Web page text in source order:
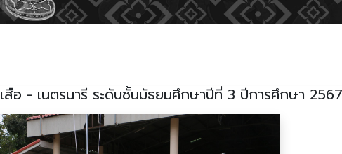
อ - เนตรนารี ระดับชั้นมัธยมศึกษาปีที่ 3 ปีการศึกษา 2567